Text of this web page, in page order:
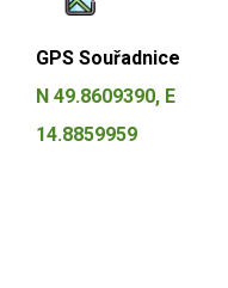
GPS Souřadnice
N 49.8609390, E
14.8859959